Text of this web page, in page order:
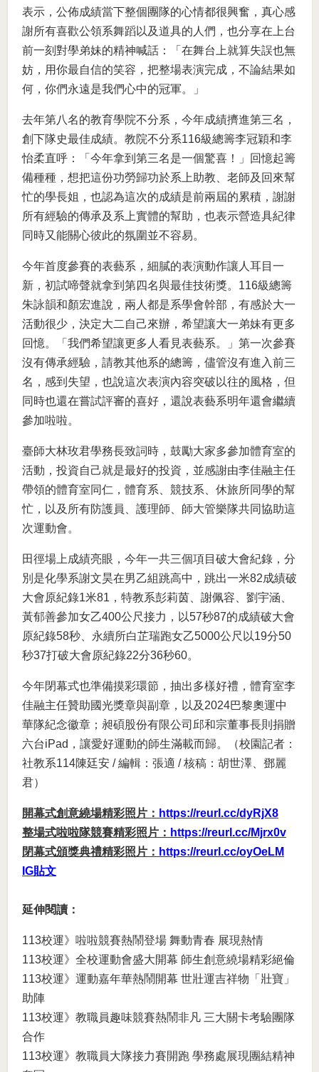
表示，公佈成績當下整個團隊的心情都很興奮，真心感
謝所有喜歡公領系舞蹈以及道具的人們，也分享在上台
前一刻對學弟妹的精神喊話：「在舞台上就算失誤也無
妨，用你最自信的笑容，把整場表演完成，不論結果如
何，你們永遠是我們心中的冠軍。」
去年第八名的教育學院不分系，今年成績擠進第三名，
創下隊史最佳成績。教院不分系116級總籌李冠穎和李
怡柔直呼：「今年拿到第三名是一個驚喜！」回憶起籌
備種種，想把這份功勞歸功於系上助教、老師及回來幫
忙的學長姐，也認為這次的成績是前兩屆的累積，謝謝
所有經驗的傳承及系上實體的幫助，也表示營造具紀律
同時又能關心彼此的氛圍並不容易。
今年首度參賽的表藝系，細膩的表演動作讓人耳目一
新，初試啼聲就拿到第四名與最佳技術獎。116級總籌
朱詠韻和顏宏進說，兩人都是系學會幹部，有感於大一
活動很少，決定大二自己來辦，希望讓大一弟妹有更多
回憶。「我們希望讓更多人看見表藝系。」第一次參賽
沒有傳承經驗，請教其他系的總籌，儘管沒有進入前三
名，感到失望，也說這次表演內容突破以往的風格，但
同時也還在嘗試評審的喜好，還說表藝系明年還會繼續
參加啦啦。
臺師大林玫君學務長致詞時，鼓勵大家多參加體育室的
活動，投資自己就是最好的投資，並感謝由李佳融主任
帶領的體育室同仁，體育系、競技系、休旅所同學的幫
忙，以及所有防護員、護理師、師大管樂隊共同協助這
次運動會。
田徑場上成績亮眼，今年一共三個項目破大會紀錄，分
別是化學系謝文昊在男乙組跳高中，跳出一米82成績破
大會原紀錄1米81，特教系彭莉茵、謝佩容、劉宇涵、
黃郁善參加女乙400公尺接力，以57秒87的成績破大會
原紀錄58秒、永續所白芷瑞跑女乙5000公尺以19分50
秒37打破大會原紀錄22分36秒60。
今年閉幕式也準備摸彩環節，抽出多樣好禮，體育室李
佳融主任贊助國光獎章與副章，以及2024巴黎奧運中
華隊紀念徽章；昶碩股份有限公司邱和宗董事長則捐贈
六台iPad，讓愛好運動的師生滿載而歸。（校園記者：
社教系114陳廷安 / 編輯：張適 / 核稿：胡世澤、鄧麗
君）
開幕式創意繞場精彩照片： https://reurl.cc/dyRjX8
整場式啦啦隊競賽精彩照片： https://reurl.cc/Mjrx0v
閉幕式頒獎典禮精彩照片： https://reurl.cc/oyOeLM
IG貼文
延伸閱讀：
113校運》啦啦競賽熱鬧登場 舞動青春 展現熱情
113校運》全校運動會盛大開幕 師生創意繞場精彩絕倫
113校運》運動嘉年華熱鬧開幕 世壯運吉祥物「壯寶」
助陣
113校運》教職員趣味競賽熱鬧非凡 三大關卡考驗團隊
合作
113校運》教職員大隊接力賽開跑 學務處展現團結精神